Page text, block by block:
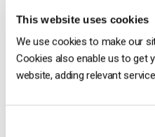
This website uses cookies
We use cookies to make our
Cookies also enable us to get
website, adding relevant
January 13, 2026